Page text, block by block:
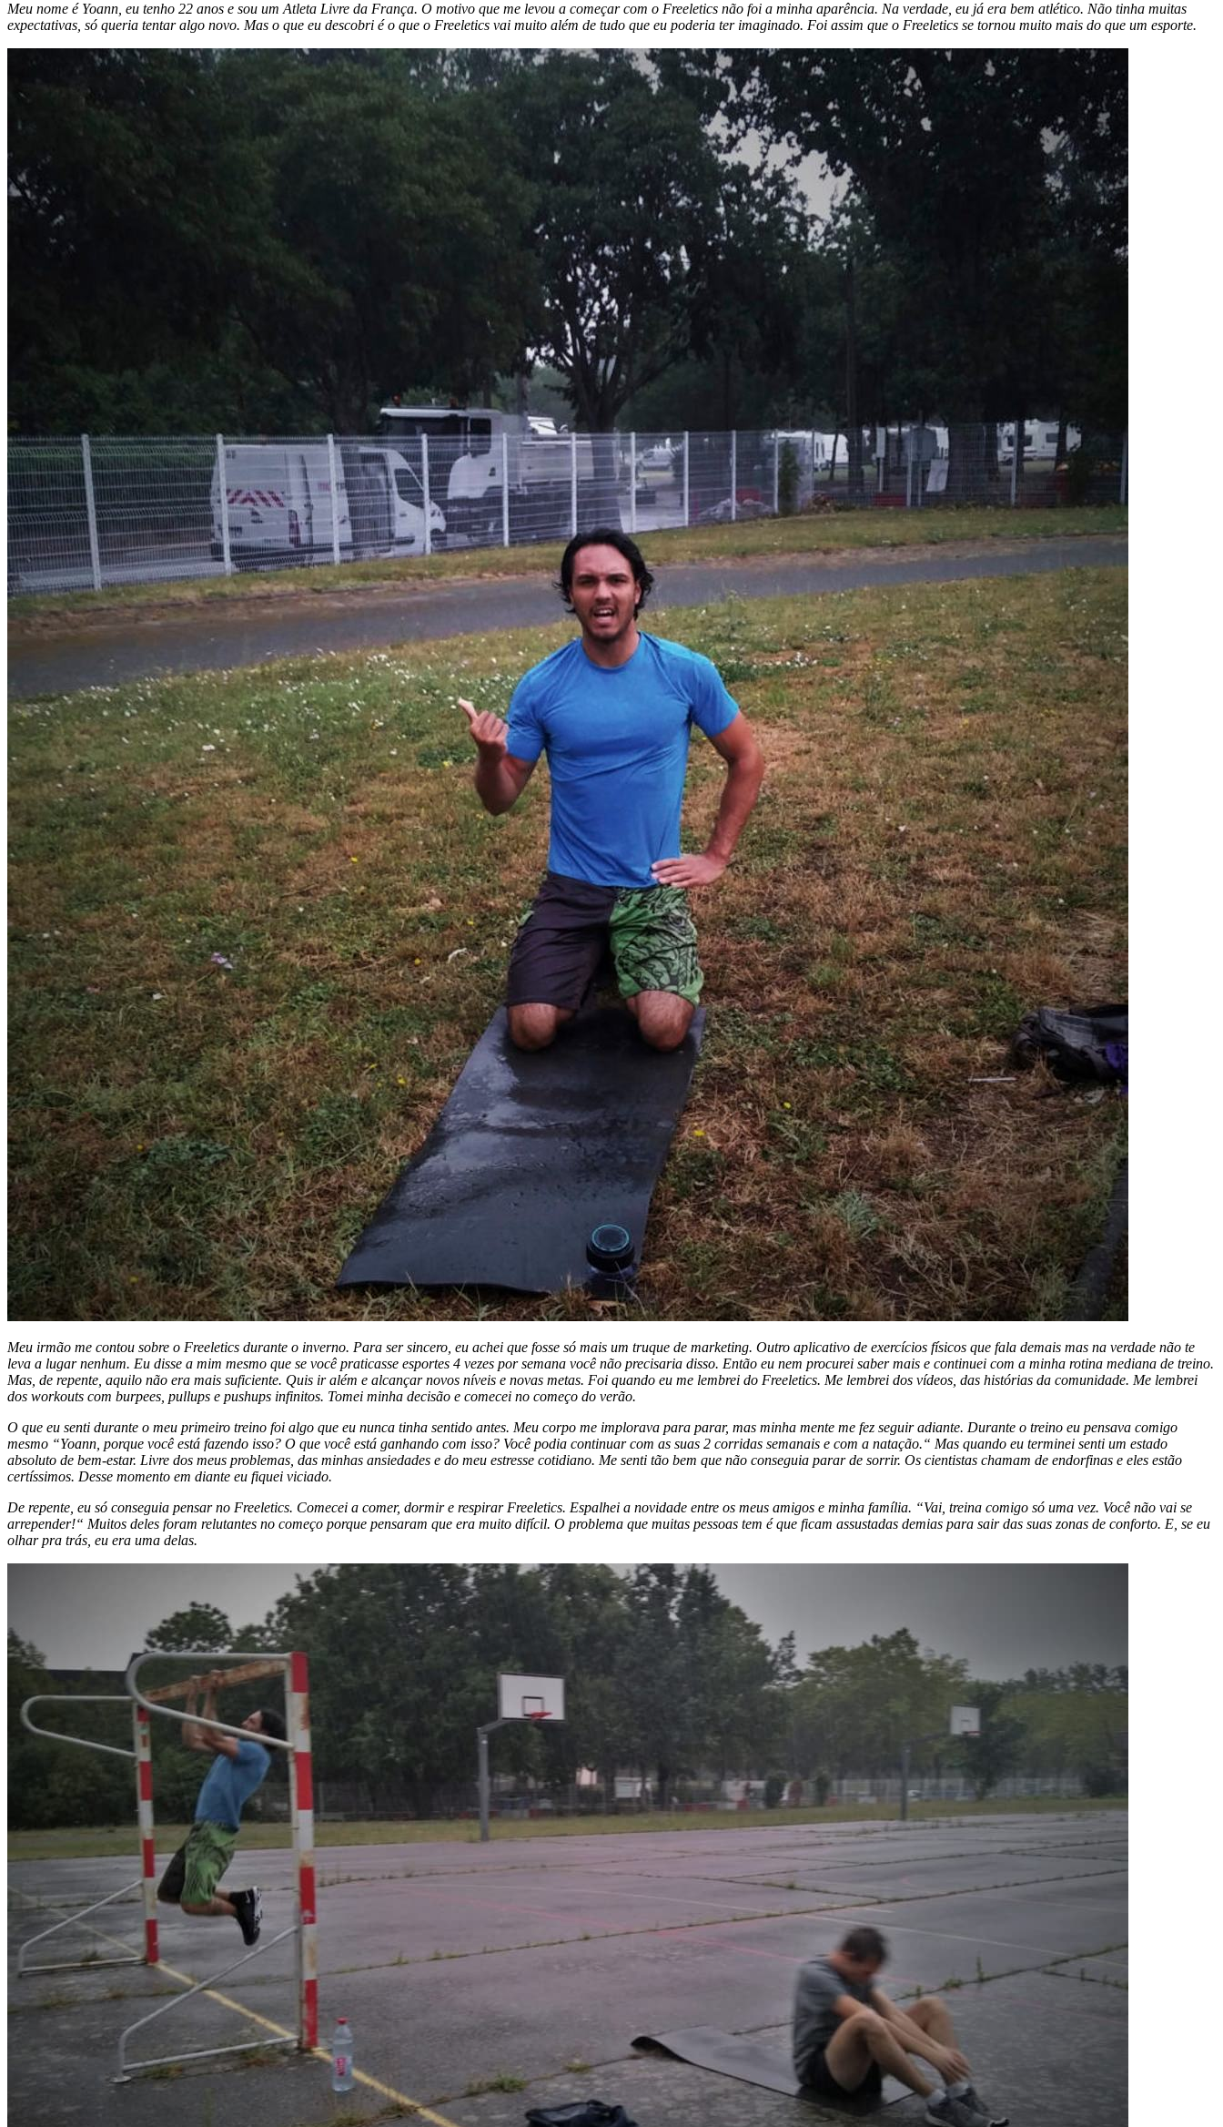
Meu nome é Yoann, eu tenho 22 anos e sou um Atleta Livre da França. O motivo que me levou a começar com o Freeletics não foi a minha aparência. Na verdade, eu já era bem atlético. Não tinha muitas
expectativas, só queria tentar algo novo. Mas o que eu descobri é o que o Freeletics vai muito além de tudo que eu poderia ter imaginado. Foi assim que o Freeletics se tornou muito mais do que um esporte.
Meu irmão me contou sobre o Freeletics durante o inverno. Para ser sincero, eu achei que fosse só mais um truque de marketing. Outro aplicativo de exercícios físicos que fala demais mas na verdade não te
leva a lugar nenhum. Eu disse a mim mesmo que se você praticasse esportes 4 vezes por semana você não precisaria disso. Então eu nem procurei saber mais e continuei com a minha rotina mediana de treino.
Mas, de repente, aquilo não era mais suficiente. Quis ir além e alcançar novos níveis e novas metas. Foi quando eu me lembrei do Freeletics. Me lembrei dos vídeos, das histórias da comunidade. Me lembrei
dos workouts com burpees, pullups e pushups infinitos. Tomei minha decisão e comecei no começo do verão.
O que eu senti durante o meu primeiro treino foi algo que eu nunca tinha sentido antes. Meu corpo me implorava para parar, mas minha mente me fez seguir adiante. Durante o treino eu pensava comigo
mesmo “Yoann, porque você está fazendo isso? O que você está ganhando com isso? Você podia continuar com as suas 2 corridas semanais e com a natação.“ Mas quando eu terminei senti um estado
absoluto de bem-estar. Livre dos meus problemas, das minhas ansiedades e do meu estresse cotidiano. Me senti tão bem que não conseguia parar de sorrir. Os cientistas chamam de endorfinas e eles estão
certíssimos. Desse momento em diante eu fiquei viciado.
De repente, eu só conseguia pensar no Freeletics. Comecei a comer, dormir e respirar Freeletics. Espalhei a novidade entre os meus amigos e minha família. “Vai, treina comigo só uma vez. Você não vai se
arrepender!“ Muitos deles foram relutantes no começo porque pensaram que era muito difícil. O problema que muitas pessoas tem é que ficam assustadas demias para sair das suas zonas de conforto. E, se eu
olhar pra trás, eu era uma delas.